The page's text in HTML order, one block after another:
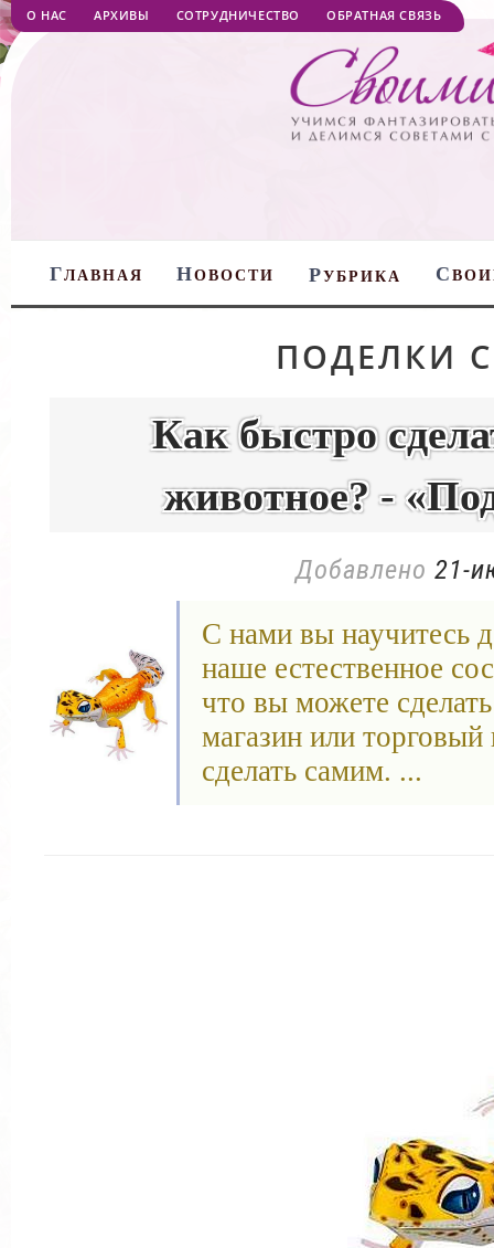
О НАС АРХИВЫ СОТРУДНИЧЕСТВО ОБРАТНАЯ СВЯЗЬ
ГЛАВНАЯ НОВОСТИ РУБРИКА С
ПОДЕЛКИ
Как быстро
животное? -
Добавлено 21-
С нами вы научитесь
наше естественное
что вы можете
магазин или
сделать самим. ...